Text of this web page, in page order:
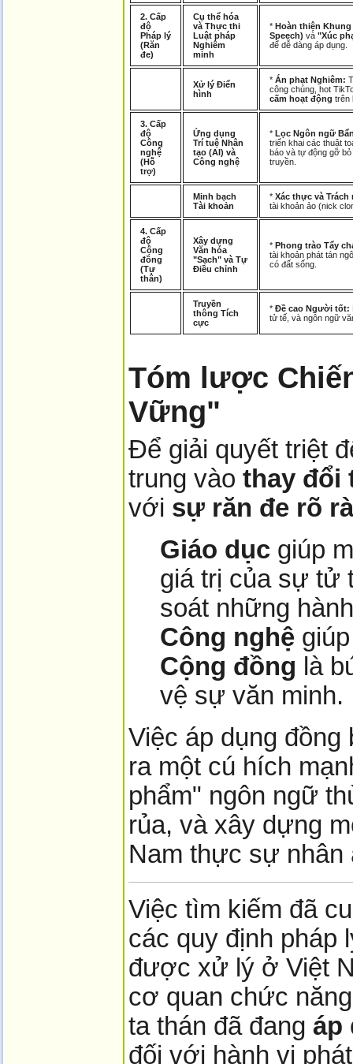
2. Cấp
độ
Pháp lý
(Răn
đe)
Cụ thể hóa
và Thực thi
Luật pháp
Nghiêm
minh
* Hoàn thiện
Speech) và "Xúc
để dễ dàng áp dụng.
Xử lý Điển
hình
* Án phạt Nghiêm:
công chúng, hot
cấm hoạt động trên
3. Cấp
độ
Công
nghệ
(Hỗ
trợ)
Ứng dụng
Trí tuệ Nhân
tạo (AI) và
Công nghệ
* Lọc Ngôn ngữ
triển khai các thuật
báo và tự động gỡ
truyền.
Minh bạch
Tài khoản
* Xác thực và Trách
tài khoản ảo (nick
4. Cấp
độ
Cộng
đồng
(Tự
thân)
Xây dựng
Văn hóa
"Sạch" và Tự
Điều chỉnh
* Phong trào Tẩy
tài khoản phát tán
có đất sống.
Truyền
thông Tích
cực
* Đề cao Người tốt:
tử tế, và ngôn ngữ
Tóm lược
Vững"
Để giải quyết triệt
trung vào thay đổi
với sự răn đe rõ
Giáo dục giúp
giá trị của sự tử
soát những
Công nghệ
Cộng đồng là
vệ sự văn minh.
Việc áp dụng đồng
ra một cú hích
phẩm" ngôn ngữ
rủa, và xây dựng
Nam thực sự nhân
Việc tìm kiếm đã
các quy định pháp
được xử lý ở Việt
cơ quan chức
ta thán đã đang áp
đối với hành vi